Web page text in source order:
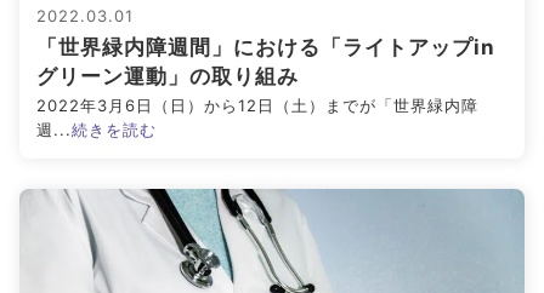
#ブルーベリーが目に良い理由 #目を鍛える方法
全てのキーワードを見る
2022.03.01
「世界緑内障週間」における「ライトアップin
グリーン運動」の取り組み
2022年3月6日（日）から12日（土）までが「世界緑内障
週...続きを読む